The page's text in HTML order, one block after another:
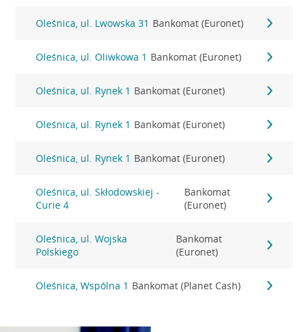
Oleśnica, ul. Lwowska 31 Bankomat (Euronet)
Oleśnica, ul. Oliwkowa 1 Bankomat (Euronet)
Oleśnica, ul. Rynek 1 Bankomat (Euronet)
Oleśnica, ul. Rynek 1 Bankomat (Euronet)
Oleśnica, ul. Rynek 1 Bankomat (Euronet)
Oleśnica, ul. Skłodowskiej -
Curie 4
Bankomat
(Euronet)
Oleśnica, ul. Wojska
Polskiego
Bankomat
(Euronet)
Oleśnica, Wspólna 1 Bankomat (Planet Cash)